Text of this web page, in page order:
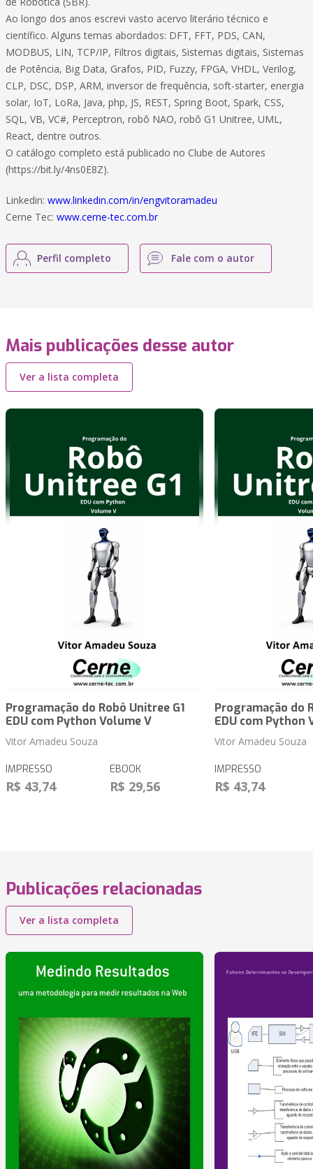
Ao longo dos anos escrevi vasto acervo literário técnico e
científico. Alguns temas abordados: DFT, FFT, PDS, CAN,
MODBUS, LIN, TCP/IP, Filtros digitais, Sistemas digitais, Sistemas
de Potência, Big Data, Grafos, PID, Fuzzy, FPGA, VHDL, Verilog,
CLP, DSC, DSP, ARM, inversor de frequência, soft-starter, energia
solar, IoT, LoRa, Java, php, JS, REST, Spring Boot, Spark, CSS,
SQL, VB, VC#, Perceptron, robô NAO, robô G1 Unitree, UML,
React, dentre outros.
O catálogo completo está publicado no Clube de Autores
(https://bit.ly/4ns0E8Z).
Linkedin: www.linkedin.com/in/engvitoramadeu
Cerne Tec: www.cerne-tec.com.br
Perfil completo Fale com o autor
Mais publicações desse autor
Ver a lista completa
Programação do Robô Unitree G1
EDU com Python Volume V
Vitor Amadeu Souza
IMPRESSO
R$ 43,74
EBOOK
R$ 29,56
Programação do
EDU com Python
Vitor Amadeu Souza
IMPRESSO
R$ 43,74
Publicações relacionadas
Ver a lista completa